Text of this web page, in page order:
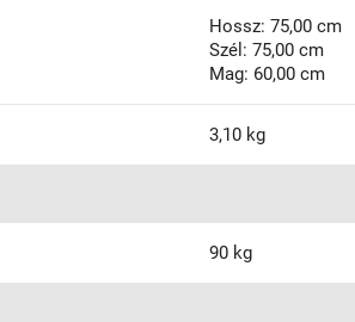
Hossz: 75,00 cm
Szél: 75,00 cm
Mag: 60,00 cm
3,10 kg
90 kg